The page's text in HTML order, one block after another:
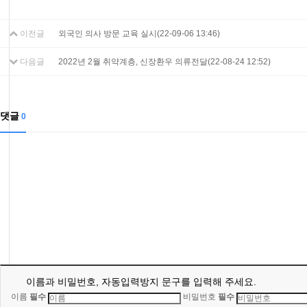
이전글 외국인 의사 방문 교육 실시(22-09-06 13:46)
다음글 2022년 2월 취약계층, 신장환우 의류전달(22-08-24 12:52)
댓글 0
이름과 비밀번호, 자동입력방지 문구를 입력해 주세요.
이름 필수 비밀번호 필수